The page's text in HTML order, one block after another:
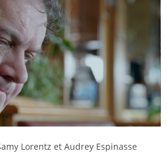
Lorentz et Audrey Espinasse